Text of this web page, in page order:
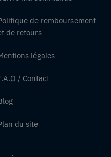
de remboursement
de retours
légales
/ Contact
du site